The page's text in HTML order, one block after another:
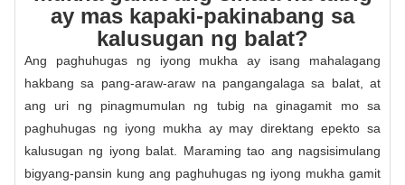
ay mas kapaki-pakinabang sa
kalusugan ng balat?
Ang paghuhugas ng iyong mukha ay isang mahalagang
hakbang sa pang-araw-araw na pangangalaga sa balat, at
ang uri ng pinagmumulan ng tubig na ginagamit mo sa
paghuhugas ng iyong mukha ay may direktang epekto sa
kalusugan ng iyong balat. Maraming tao ang nagsisimulang
bigyang-pansin kung ang paghuhugas ng iyong mukha gamit